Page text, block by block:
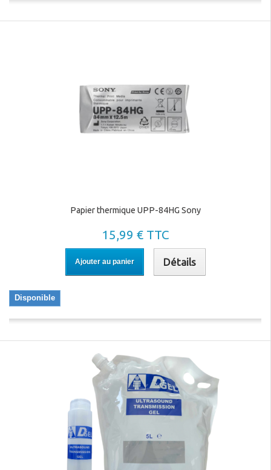
Papier thermique UPP-84HG Sony
15,99 € TTC
Ajouter au panier Détails
Disponible